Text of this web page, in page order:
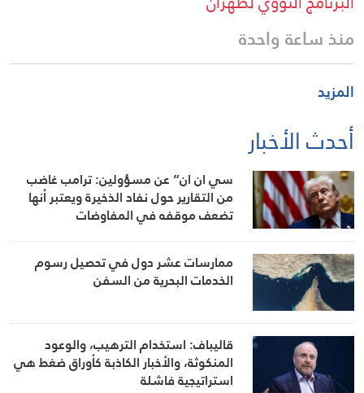
منذ ساعة واحدة
المزيد
أحدث الأخبار
سي ان ان” عن مسؤولين: ترامب غاضب
من التقارير حول نفاد الذخيرة ويعتبر أنها
تضعف موقفه في المفاوضات
ممارسات عشر دول في تحصيل رسوم
الخدمات البحرية من السفن
قاليباف: استخدام الترهيب، والوعود
المنكوثة، والأخبار الكاذبة كأوراق ضغط هي
استراتيجية فاشلة